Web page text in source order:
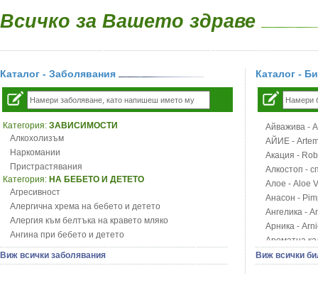
Всичко за Вашето здраве
Каталог - Заболявания
Категория: ЗАВИСИМОСТИ
Алкохолизъм
Наркомании
Пристрастявания
Категория: НА БЕБЕТО И ДЕТЕТО
Агресивност
Алергична хрема на бебето и детето
Алергия към белтъка на кравето мляко
Ангина при бебето и детето
Анемия при бебето и детето
Апетит - пълни деца
Виж всички заболявания
Каталог -
Айважива -
АЙИЕ -
Акация -
Алкостоп -
Алое - Aloe
Анасон -
Ангелика -
Арника -
Ароматна
Арония -
Виж всички